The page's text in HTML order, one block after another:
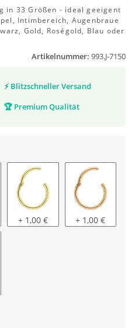
in 33 Größen - ideal geeigent
Intimbereich, Augenbraue
Gold, Roségold, Blau oder
Artikelnummer: 993.J-7150
⚡ Blitzschneller Versand
🏆 Premium Qualität
gold
+ 1,00 € rosegold
+ 1,00 €